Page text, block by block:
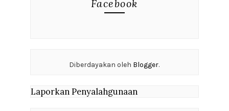
Facebook
Diberdayakan oleh Blogger.
Laporkan Penyalahgunaan